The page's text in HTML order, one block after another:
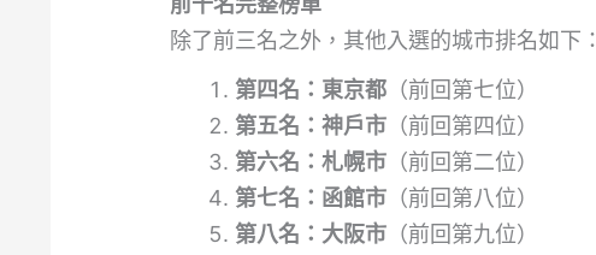
除了前三名之外，其他入選的城市排名如下：
第四名：東京都 （前回第七位）
第五名：神戶市 （前回第四位）
第六名：札幌市 （前回第二位）
第七名：函館市 （前回第八位）
第八名：大阪市 （前回第九位）